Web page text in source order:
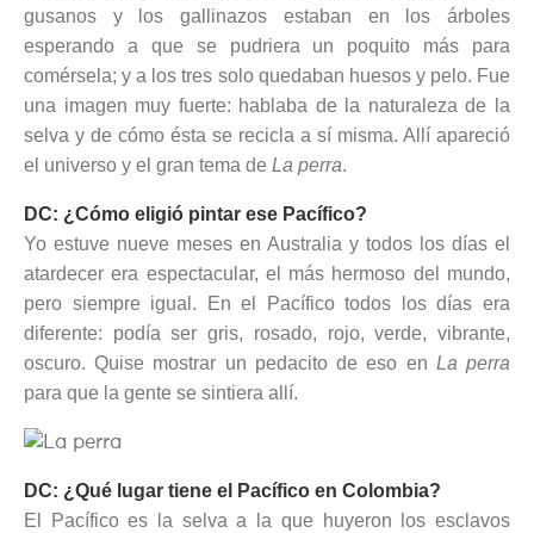
gusanos y los gallinazos estaban en los árboles
esperando a que se pudriera un poquito más para
comérsela; y a los tres solo quedaban huesos y pelo. Fue
una imagen muy fuerte: hablaba de la naturaleza de la
selva y de cómo ésta se recicla a sí misma. Allí apareció
el universo y el gran tema de La perra.
DC: ¿Cómo eligió pintar ese Pacífico?
Yo estuve nueve meses en Australia y todos los días el
atardecer era espectacular, el más hermoso del mundo,
pero siempre igual. En el Pacífico todos los días era
diferente: podía ser gris, rosado, rojo, verde, vibrante,
oscuro. Quise mostrar un pedacito de eso en La perra
para que la gente se sintiera allí.
DC: ¿Qué lugar tiene el Pacífico en Colombia?
El Pacífico es la selva a la que huyeron los esclavos